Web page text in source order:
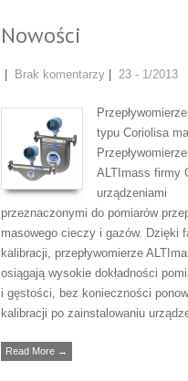
Nowości
Brak komentarzy 23 - 1/2013
typu Coriolisa
Przepływomierze
ALTImass firmy
urządzeniami
przeznaczonymi do pomiarów
masowego cieczy i gazów. Dzięki
kalibracji, przepływomierze
osiągają wysokie dokładności
i gęstości, bez konieczności
kalibracji po zainstalowaniu
Read More →